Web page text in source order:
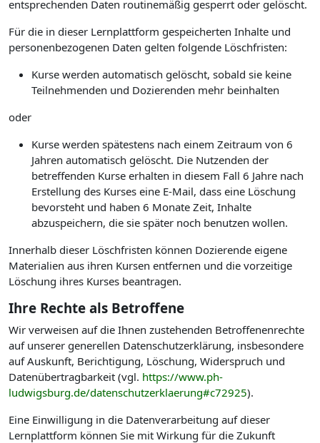
entsprechenden Daten routinemäßig gesperrt oder gelöscht.
Für die in dieser Lernplattform gespeicherten Inhalte und
personenbezogenen Daten gelten folgende Löschfristen:
Kurse werden automatisch gelöscht, sobald sie keine
Teilnehmenden und Dozierenden mehr beinhalten
oder
Kurse werden spätestens nach einem Zeitraum von 6
Jahren automatisch gelöscht. Die Nutzenden der
betreffenden Kurse erhalten in diesem Fall 6 Jahre nach
Erstellung des Kurses eine E-Mail, dass eine Löschung
bevorsteht und haben 6 Monate Zeit, Inhalte
abzuspeichern, die sie später noch benutzen wollen.
Innerhalb dieser Löschfristen können Dozierende eigene
Materialien aus ihren Kursen entfernen und die vorzeitige
Löschung ihres Kurses beantragen.
Ihre Rechte als Betroffene
Wir verweisen auf die Ihnen zustehenden Betroffenenrechte
auf unserer generellen Datenschutzerklärung, insbesondere
auf Auskunft, Berichtigung, Löschung, Widerspruch und
Datenübertragbarkeit (vgl. https://www.ph-
ludwigsburg.de/datenschutzerklaerung#c72925).
Eine Einwilligung in die Datenverarbeitung auf dieser
Lernplattform können Sie mit Wirkung für die Zukunft